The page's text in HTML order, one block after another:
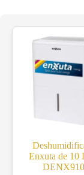
Enxuta de 10